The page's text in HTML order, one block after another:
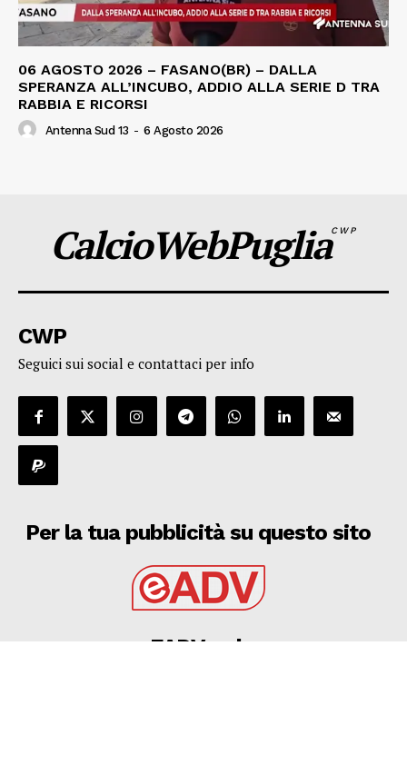
06 AGOSTO 2026 – FASANO(BR) – DALLA
SPERANZA ALL’INCUBO, ADDIO ALLA SERIE D TRA
RABBIA E RICORSI
Antenna Sud 13 - 6 Agosto 2026
CalcioWebPugliaCWP
CWP
Seguici sui social e contattaci per info
Per la tua pubblicità su questo sito
EADV s.r.l.